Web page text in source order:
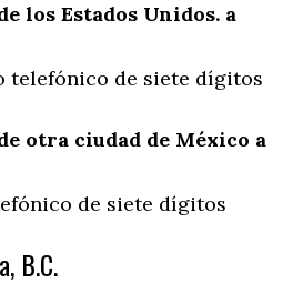
los Estados Unidos. a
telefónico de siete dígitos
otra ciudad de México a
de siete dígitos
B.C.